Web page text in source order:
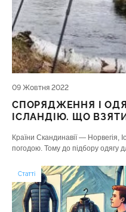
09 Жовтня 2022
СПОРЯДЖЕННЯ І
ІСЛАНДІЮ. ЩО
Країни Скандинавії — Норвегія,
погодою. Тому до підбору одягу
Статті